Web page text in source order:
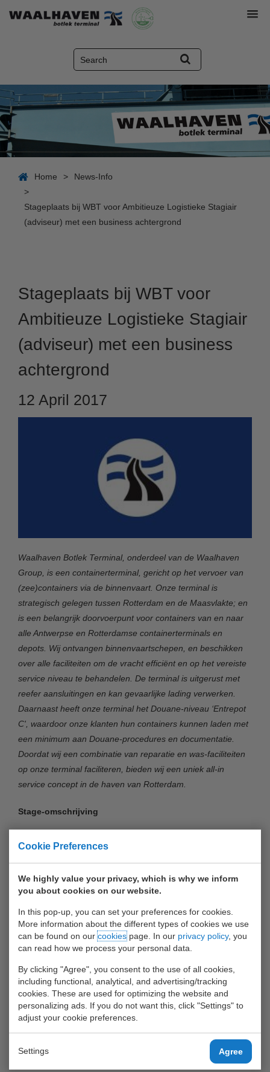
Cookie Preferences
We highly value your privacy, which is why we inform
you about cookies on our website.
In this pop-up, you can set your preferences for cookies.
More information about the different types of cookies we use
can be found on ourcookiespage. In our privacy policy, you
can read how we process your personal data.
By clicking "Agree", you consent to the use of all cookies,
including functional, analytical, and advertising/tracking
cookies. These are used for optimizing the website and
personalizing ads. If you do not want this, click "Settings" to
adjust your cookie preferences.
Settings Agree
Home >
News-Info
>
Stageplaats bij WBT voor Ambitieuze Logistieke Stagiair
(adviseur) met een business achtergrond
Stageplaats bij WBT voor
Ambitieuze Logistieke Stagiair
(adviseur) met een business
achtergrond
12 April 2017
Waalhaven Botlek Terminal, onderdeel van de Waalhaven
Group, is een containerterminal, gericht op het vervoer van
(zee)containers via de binnenvaart. Onze terminal is
strategisch gelegen tussen Rotterdam en de Maasvlakte; en
is een belangrijk doorvoerpunt voor containers van en naar
alle Antwerpse en Rotterdamse containerterminals en
depots. Wij ontvangen binnenvaartschepen, en beschikken
over alle faciliteiten om de vracht efficiënt en op het vereiste
service niveau te behandelen. De terminal is uitgerust met
reefer aansluitingen en kan gevaarlijke lading verwerken.
Daarnaast heeft onze terminal het Douane-niveau ‘Entrepot
C', waardoor onze klanten hun containers kunnen laden met
een minimum aan Douane-procedures en documentatie.
Doordat wij een combinatie van reparatie en was-faciliteiten
op onze terminal faciliteren, bieden wij een uniek all-in
service concept in de haven van Rotterdam.
Stage-omschrijving
terminal zo optimaal te laten draaien! Hoe ga je dit
processen in kaart te brengen. Wat doen wij allemaal voor
werk op de verschillende afdelingen voordat een container bij
ons op terminal komt, als de container op onze terminal staat
onze processen nog aansluiten op de business
requirements zowel extern als intern. Hierbij adviseer je
eventuele verbeteringen en vereenvoudigingen. In je
rapportage moet ook een kosten / baten analyse zitten van
jouw aanbevelingen.
Met andere woorden je bent onze stagiair adviseur die